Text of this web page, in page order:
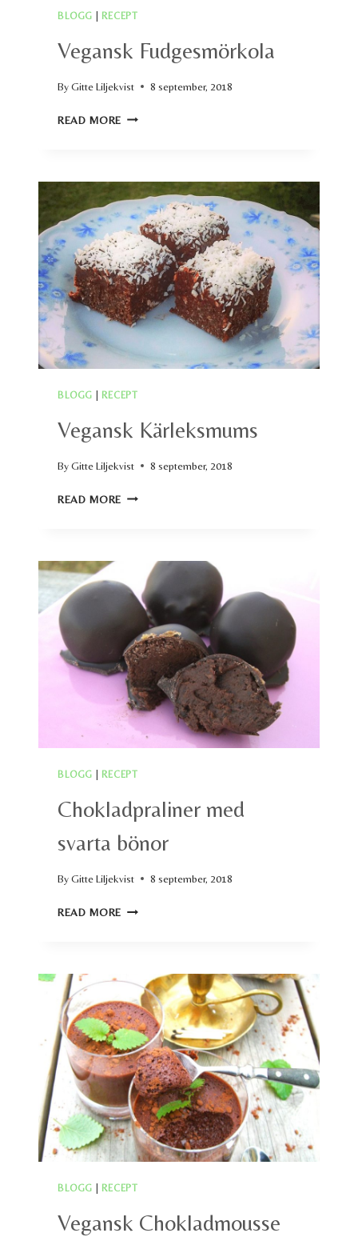
BLOGG RECEPT
Vegansk Fudgesmörkola
ByGitte Liljekvist 8 september, 2018
READ MORE VEGANSK
BLOGG RECEPT
Vegansk Kärleksmums
ByGitte Liljekvist 8 september, 2018
READ MORE VEGANSK
BLOGG RECEPT
Chokladpraliner med
svarta bönor
ByGitte Liljekvist 8 september, 2018
READ MORE CHOKLADPRALINER
BLOGG RECEPT
Vegansk Chokladmousse